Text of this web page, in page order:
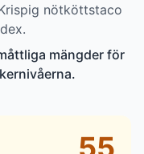
nötköttstaco
mängder för